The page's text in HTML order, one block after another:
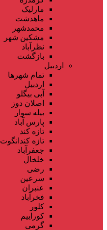
مارلیک
ماهدشت
محمدشهر
مشکین شهر
نظرآباد
بازگشت
اردبیل
تمام شهر‌ها
اردبیل
آبی بیگلو
اصلان دوز
بیله سوار
پارس آباد
تازه کند
تازه کندانگوت
جعفرآباد
خلخال
رضی
سرعین
عنبران
فخرآباد
کلور
کوراییم
گرمی